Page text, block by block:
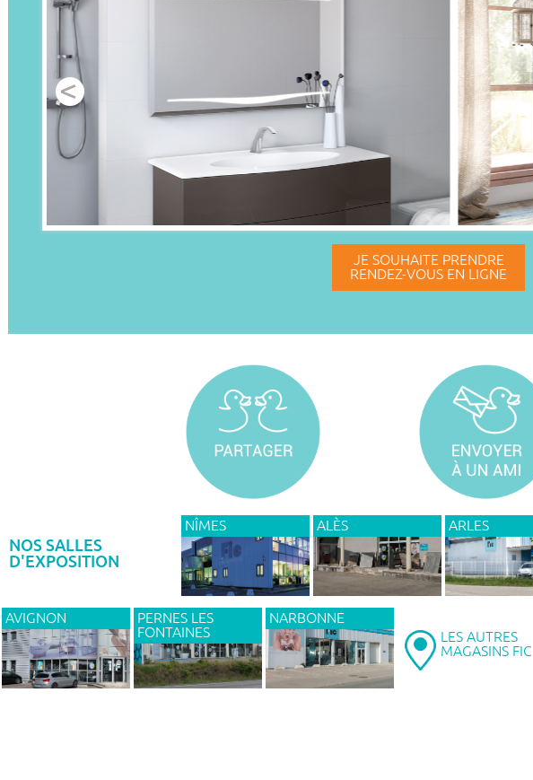
JE SOUHAITE PRENDRE
RENDEZ-VOUS EN LIGNE
NOS SALLES
D'EXPOSITION
NÎMES ALÈS ARLES
AVIGNON
PERNES LES
FONTAINES
NARBONNE
LES AUTRES
MAGASINS FIC